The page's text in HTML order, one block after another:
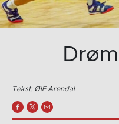
Tekst: ØIF Arendal